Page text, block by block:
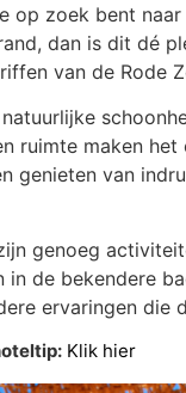
op zoek bent
dan is dit dé
van de Rode
ruimte maken
genieten van
genoeg
de bekendere
ervaringen die
Klik hier